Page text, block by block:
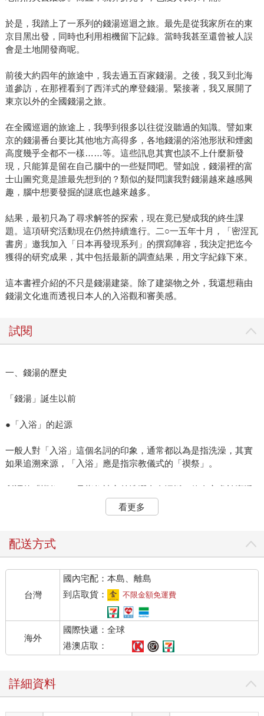
於是，我踏上了一系列的錢湯巡迴之旅。最先是從我家所在的東
京目黑出發，同時也利用相機留下記錄。當時我甚至還曾被人誤
會是土地開發商呢。
前後大約四年的旅途中，我去過五百家錢湯。之後，我又到北海
道參訪，在那裡看到了西洋式的摩登錢湯。緊接著，我又展開了
東京以外的全國錢湯之旅。
在全國巡迴的旅途上，我學到很多以往從沒聽過的知識。譬如東
京的錢湯番台要比其他地方高得多，各地錢湯的浴池形狀和煙囪
高度幾乎全都不一樣……等。這些訊息其實也談不上什麼新發
現，只能算是留在自己腦中的一些疑問吧。譬如說，錢湯裡的富
士山圖究竟是誰最先想到的？類似的疑問讓我對錢湯越來越感興
趣，腦中想要發掘的謎底也越來越多。
結果，最初只為了尋求解答的探索，現在竟已變成我的終生課
題。這項研究活動現在仍然持續進行。二○一五年十月，「密涅瓦
書房」邀我加入「日本再發現系列」的撰寫陣容，我決定把迄今
獲得的研究成果，其中包括最新的調查結果，用文字紀錄下來。
這本書裡介紹的不只是錢湯建築。除了建築物之外，我還想藉由
錢湯文化進而透視日本人的入浴觀和審美感。
試閱
一、錢湯的歷史
「錢湯」誕生以前
●「入浴」的起源
一般人對「入浴」這個名詞的印象，通常都以為是指洗澡，其實
如果追溯來源，「入浴」應是指宗教儀式的「禊祭」。
所謂的「禊祭」，是指祭神之前洗濯全身汙垢，使身心處於潔淨
的狀態。據中國三國時代（二二○－二八○）的史書《魏志倭人
傳》中記載，身體沾滿污穢時，將身體浸入聖水洗淨全身，叫做
祭」。故事裡那隻白兔因病脫皮之後，全身變得光禿禿的。有人
騙牠說：「如果想治好這毛病，只需泡一泡海水，然後讓風吹乾
就好了。」白兔按照指示實行，卻被害得痛苦不堪。大國主神看
牠實在可憐，教牠先用清水沖洗身體，再把香蒲的花穗鋪在地
上，躺下去打個滾，皮膚病就會痊癒。這段記錄裡的「用清水沖
洗身體」，亦即是一種「禊祭」活動。
世界上還有很多其他的宗教，也有類似「禊祭」的祭典。譬如基
非常相似的儀式。
據《公眾浴場史》（全國公眾浴場業環境衛生同業組合聯合會，
看更多
配送方式
台灣
國內宅配：本島、離島
到店取貨：
不限金額免運費
海外
國際快遞：全球
港澳店取：
詳細資料